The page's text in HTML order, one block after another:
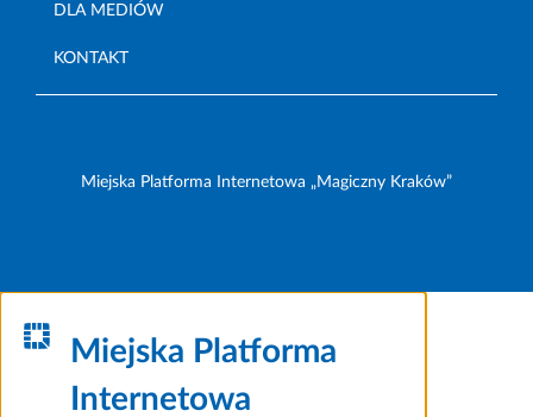
DLA MEDIÓW
KONTAKT
Miejska Platforma Internetowa „Magiczny Kraków”
Miejska Platforma
Internetowa